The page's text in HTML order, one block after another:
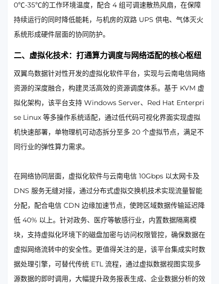
0℃-35℃的工作环境温度，配合 4 组可调速散热风扇，在保障
持续运行的同时降低能耗，与机房的双路 UPS 供电、气体灭火
系统形成硬件层面的协同防护。
二、虚拟化技术：打通算力调度与网络适配的核心枢纽
双翼鸟数据针对性开发的虚拟化软件平台，实现与云南电信网络
资源的深度融合，构建灵活高效的资源调度体系。基于 KVM 虚
拟化架构，该平台支持 Windows Server、Red Hat Enterpri
se Linux 等多操作系统适配，通过低代码可视化界面实现虚拟
机快速部署，单物理机可动态拆分至多 20 个虚拟节点，满足不
同行业的弹性算力需求。
在网络协同层面，虚拟化软件与云南电信 10Gbps 以太网卡及
DNS 服务无缝对接，通过分布式虚拟交换机技术实现流量智能
分配，配合电信 CDN 边缘加速节点，使跨区域数据传输延迟降
低 40% 以上。针对政务、医疗等敏感行业，内置数据隔离模
块，支持虚拟化环境下的磁盘加密与访问权限管控，确保数据在
虚拟网络流转中的安全性。更值得关注的是，该平台集成实时数
据处理引擎，可替代传统 ETL 流程，通过虚拟数据视图实现多
源数据的即时调用，大幅提升政务报表生成、企业数据分析的效